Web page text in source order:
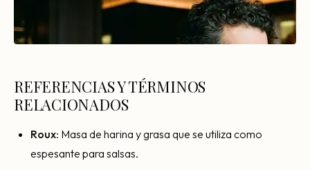
REFERENCIAS Y TÉRMINOS
RELACIONADOS
Roux: Masa de harina y grasa que se utiliza como
espesante para salsas.